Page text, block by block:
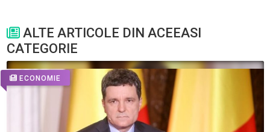
ALTE ARTICOLE DIN ACEEASI
CATEGORIE
ECONOMIE